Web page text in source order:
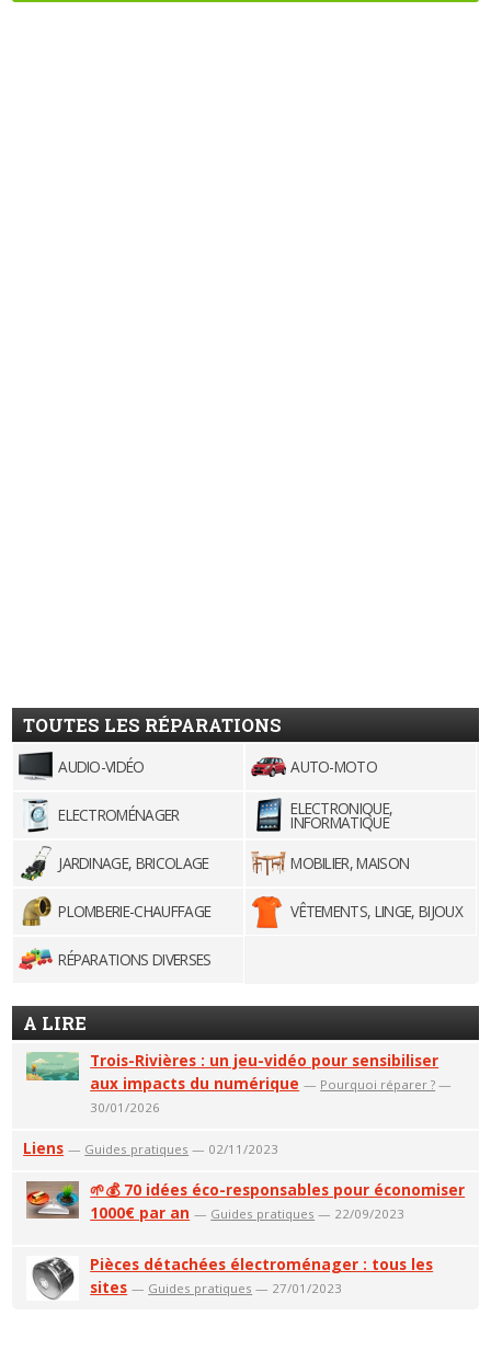
TOUTES LES RÉPARATIONS
AUDIO-VIDÉO AUTO-MOTO
ELECTROMÉNAGER ELECTRONIQUE,
INFORMATIQUE
JARDINAGE, BRICOLAGE
MOBILIER, MAISON
PLOMBERIE-CHAUFFAGE VÊTEMENTS, LINGE, BIJOUX
RÉPARATIONS DIVERSES
A LIRE
Trois-Rivières : un jeu-vidéo pour sensibiliser
aux impacts du numérique — Pourquoi réparer ? —
30/01/2026
Liens — Guides pratiques — 02/11/2023
🌱💰 70 idées éco-responsables pour économiser
1000€ par an — Guides pratiques — 22/09/2023
Pièces détachées électroménager : tous les
sites — Guides pratiques — 27/01/2023